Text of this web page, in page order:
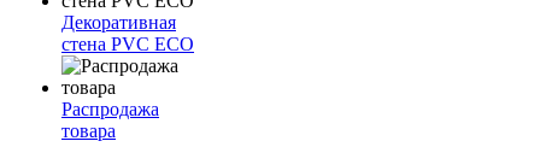
Декоративная
стена PVC ECO
Распродажа
товара